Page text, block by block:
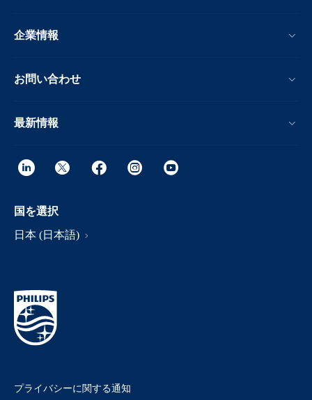
企業情報
お問い合わせ
最新情報
国を選択
日本 (日本語)
プライバシーに関する通知